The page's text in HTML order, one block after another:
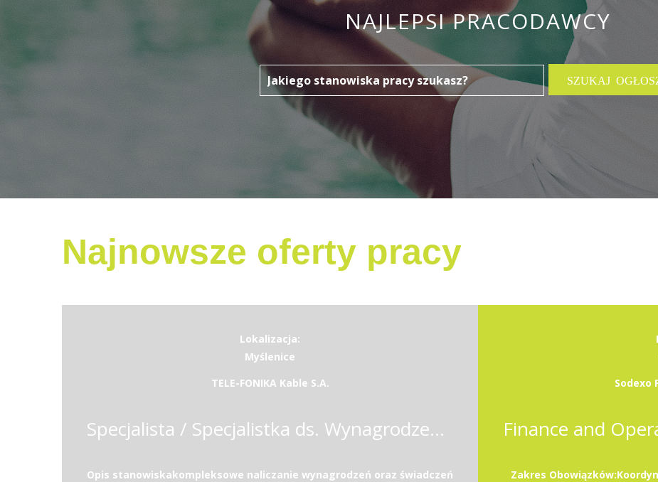
NAJLEPSI PRACODAWCY
Najnowsze oferty pracy
Lokalizacja:
Myślenice
TELE-FONIKA Kable S.A.
Specjalista / Specjalistka ds. Wynagrodzeń i Rozliczeń Kadrowo-Płacowych
Opis stanowiskakompleksowe naliczanie wynagrodzeń oraz świadczeń
Sodexo
Zakres